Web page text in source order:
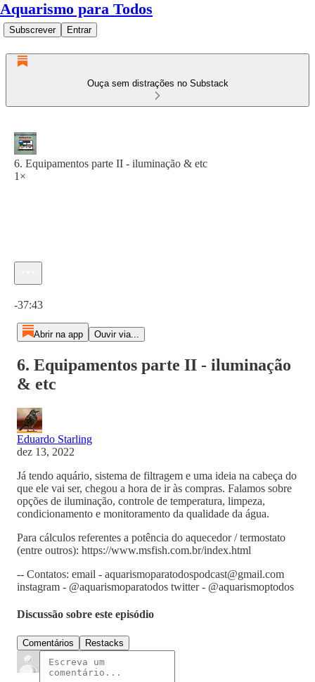
Aquarismo para Todos
Subscrever Entrar
Ouça sem distrações no Substack
6. Equipamentos parte II - iluminação & etc
1×
-37:43
Abrir na app Ouvir via...
6. Equipamentos parte II - iluminação
& etc
Eduardo Starling
dez 13, 2022
Já tendo aquário, sistema de filtragem e uma ideia na cabeça do
que ele vai ser, chegou a hora de ir às compras. Falamos sobre
opções de iluminação, controle de temperatura, limpeza,
condicionamento e monitoramento da qualidade da água.
Para cálculos referentes a potência do aquecedor / termostato
(entre outros): https://www.msfish.com.br/index.html
-- Contatos: email - aquarismoparatodospodcast@gmail.com
instagram - @aquarismoparatodos twitter - @aquarismoptodos
Discussão sobre este episódio
Comentários Restacks